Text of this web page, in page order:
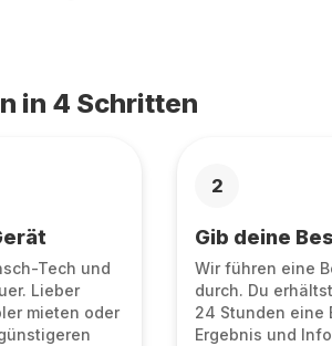
in 4 Schritten
Tech und
Lieber
mieten oder
2
Gib deine
Wir führen eine
durch. Du
24 Stunden eine
Ergebnis und